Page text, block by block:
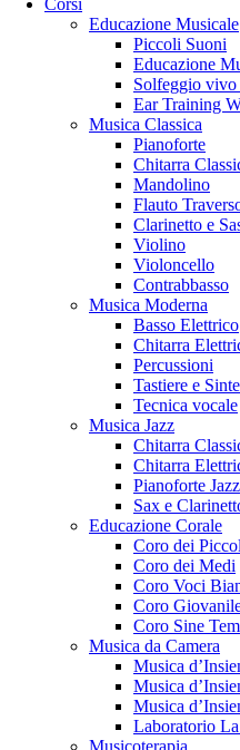
Corsi
Educazione Musicale
Piccoli Suoni
Educazione
Solfeggio
Ear Training
Musica Classica
Pianoforte
Chitarra
Mandolino
Flauto
Clarinetto e
Violino
Violoncello
Contrabbasso
Musica Moderna
Basso Elettrico
Chitarra
Percussioni
Tastiere e
Tecnica vocale
Musica Jazz
Chitarra
Chitarra
Pianoforte Jazz
Sax e
Educazione Corale
Coro dei
Coro dei Medi
Coro Voci
Coro
Coro Sine
Musica da Camera
Musica
Musica
Musica
Laboratorio
Musicoterapia